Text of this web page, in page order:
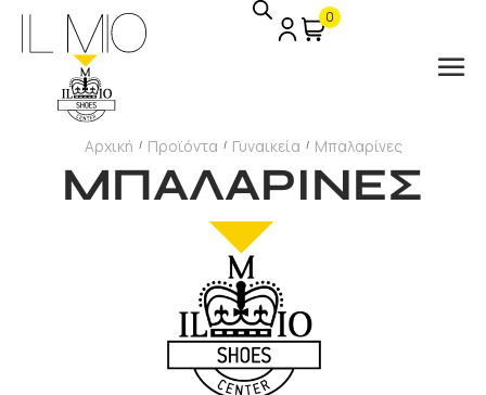
0
ΜΠΑΛΑΡΙΝΕΣ
Αρχική / Προϊόντα / Γυναικεία / Μπαλαρίνες